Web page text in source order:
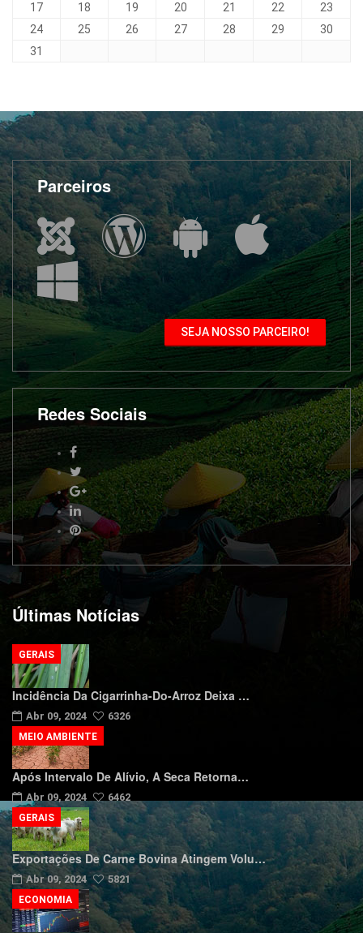
17
18 19 20 21 22
23
24
25 26 27 28 29
30
31
Parceiros
SEJA NOSSO PARCEIRO!
Redes Sociais
Últimas Notícias
Incidência Da Cigarrinha-Do-Arroz Deixa …
Abr 09, 2024 6326
GERAIS
Após Intervalo De Alívio, A Seca Retorna…
Abr 09, 2024 6462
MEIO AMBIENTE
Exportações De Carne Bovina Atingem Volu…
Abr 09, 2024 5821
GERAIS
ECONOMIA